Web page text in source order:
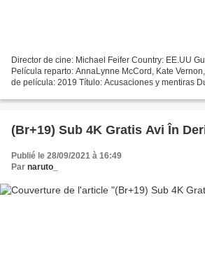
Director de cine: Michael Feifer Country: EE.UU
Película reparto: AnnaLynne McCord, Kate
de película: 2019 Título: Acusaciones y mentiras
(Br+19) Sub 4K Gratis Avi În
Publié le 28/09/2021 à 16:49
Par naruto_